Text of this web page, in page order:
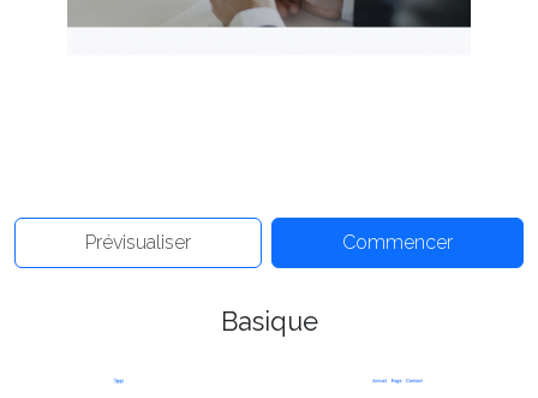
Prévisualiser Commencer
Basique